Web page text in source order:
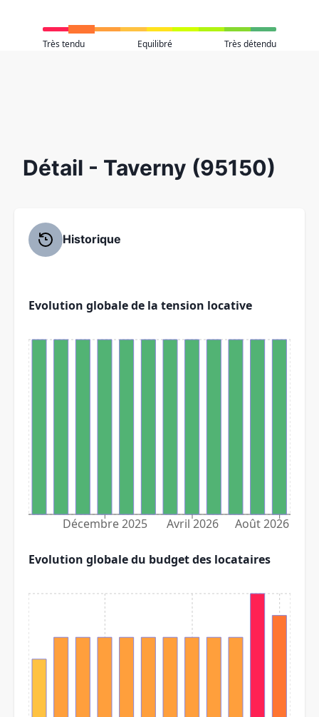
Très tendu Equilibré Très détendu
Détail - Taverny (95150)
Historique
Evolution globale de la tension locative
Décembre 2025 Avril 2026 Août 2026
Evolution globale du budget des locataires